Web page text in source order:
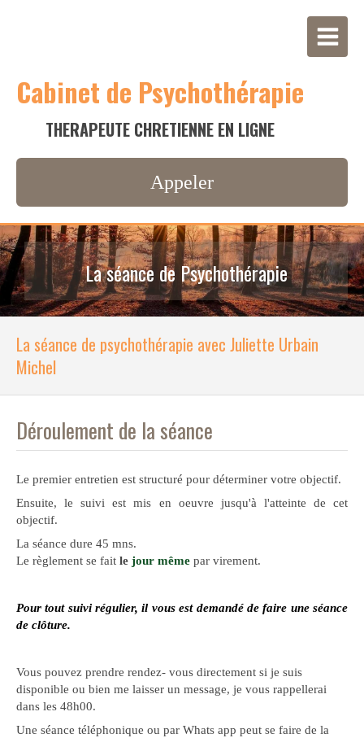
Cabinet de Psychothérapie
THERAPEUTE CHRETIENNE EN LIGNE
Appeler
La séance de Psychothérapie
La séance de psychothérapie avec Juliette Urbain
Michel
Déroulement de la séance
Le premier entretien est structuré pour déterminer votre objectif.
Ensuite, le suivi est mis en oeuvre jusqu'à l'atteinte de cet
objectif.
La séance dure 45 mns.
Le règlement se fait le jour même par virement.
Pour tout suivi régulier, il vous est demandé de faire une séance
de clôture.
Vous pouvez prendre rendez- vous directement si je suis
disponible ou bien me laisser un message, je vous rappellerai
dans les 48h00.
Une séance téléphonique ou par Whats app peut se faire de la